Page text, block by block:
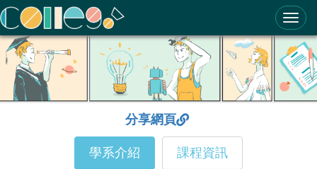
ColleGo! 大學選才與高中育才輔助系統
分享網頁
學系介紹 課程資訊